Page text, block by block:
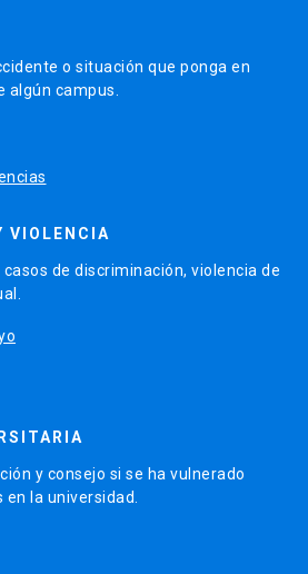
o situación que ponga en
algún campus.
VIOLENCIA
de discriminación, violencia de
y consejo si se ha vulnerado
en la universidad.